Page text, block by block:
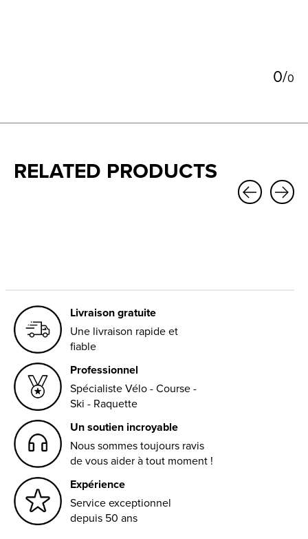
0/0
RELATED PRODUCTS
Livraison gratuite
Une livraison rapide et
fiable
Professionnel
Spécialiste Vélo - Course -
Ski - Raquette
Un soutien incroyable
Nous sommes toujours ravis
de vous aider à tout moment !
Expérience
Service exceptionnel
depuis 50 ans